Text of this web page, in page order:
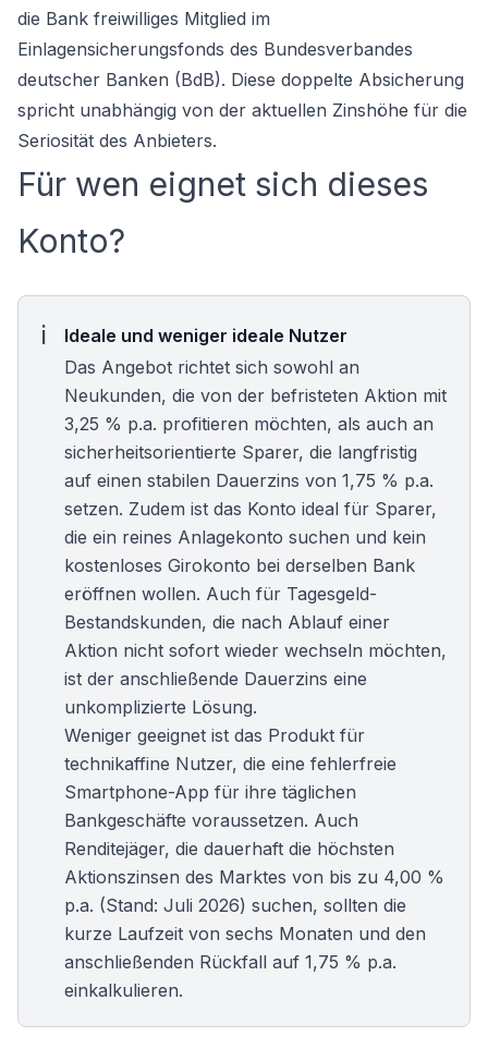
die Bank freiwilliges Mitglied im
Einlagensicherungsfonds des Bundesverbandes
deutscher Banken (BdB). Diese doppelte Absicherung
spricht unabhängig von der aktuellen Zinshöhe für die
Seriosität des Anbieters.
Für wen eignet sich dieses
Konto?
Ideale und weniger ideale Nutzer
Das Angebot richtet sich sowohl an
Neukunden, die von der befristeten Aktion mit
3,25 % p.a. profitieren möchten, als auch an
sicherheitsorientierte Sparer, die langfristig
auf einen stabilen Dauerzins von 1,75 % p.a.
setzen. Zudem ist das Konto ideal für Sparer,
die ein reines Anlagekonto suchen und kein
kostenloses Girokonto bei derselben Bank
eröffnen wollen. Auch für Tagesgeld-
Bestandskunden, die nach Ablauf einer
Aktion nicht sofort wieder wechseln möchten,
ist der anschließende Dauerzins eine
unkomplizierte Lösung.
Weniger geeignet ist das Produkt für
technikaffine Nutzer, die eine fehlerfreie
Smartphone-App für ihre täglichen
Bankgeschäfte voraussetzen. Auch
Renditejäger, die dauerhaft die höchsten
Aktionszinsen des Marktes von bis zu 4,00 %
p.a. (Stand: Juli 2026) suchen, sollten die
kurze Laufzeit von sechs Monaten und den
anschließenden Rückfall auf 1,75 % p.a.
einkalkulieren.